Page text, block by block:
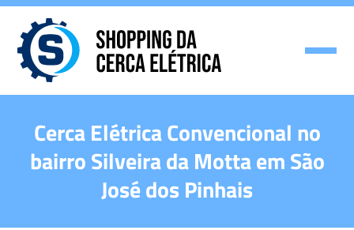
Cerca Elétrica Convencional no
bairro Silveira da Motta em São
José dos Pinhais